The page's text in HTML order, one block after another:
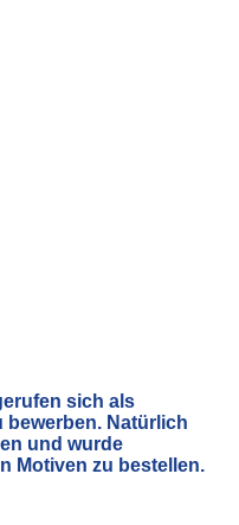
sich als
bewerben. Natürlich
und wurde
Motiven zu bestellen.